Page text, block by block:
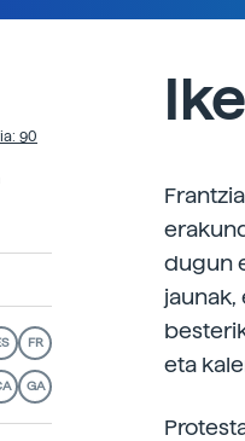
90
FR
GA
dugun
jaunak,
eta